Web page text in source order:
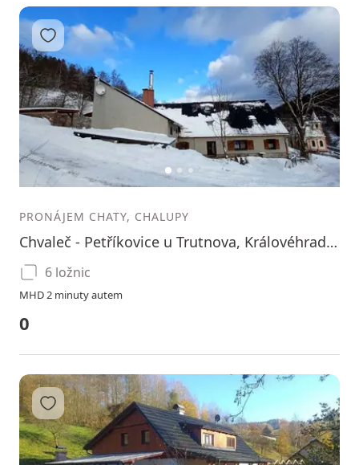
12 3
Přidat do oblíbených
PRONÁJEM CHATY, CHALUPY
Chvaleč - Petříkovice u Trutnova, Královéhradecký kraj
6 ložnic
MHD 2 minuty autem
0
Přidat do oblíbených